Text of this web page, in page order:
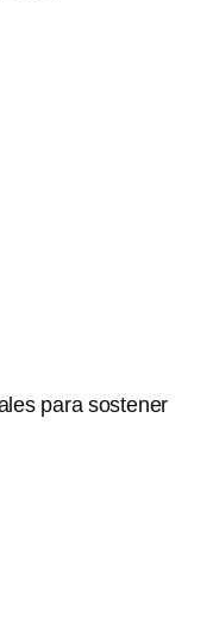
para sostener